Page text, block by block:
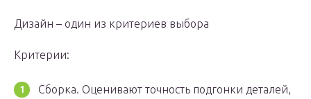
Дизайн – один из критериев выбора
Критерии:
Сборка. Оценивают точность подгонки деталей,